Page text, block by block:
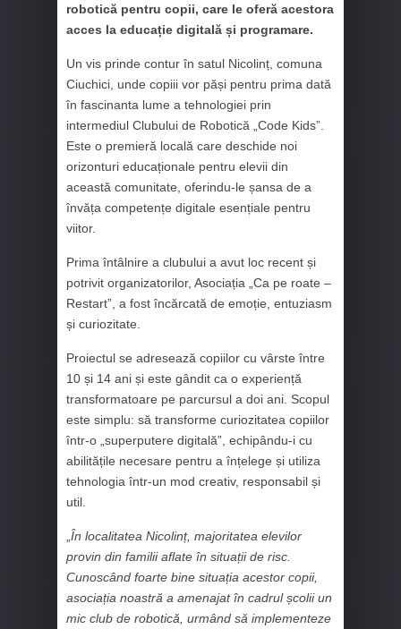
robotică pentru copii, care le oferă acestora
acces la educație digitală și programare.
Un vis prinde contur în satul Nicolinț, comuna
Ciuchici, unde copiii vor păși pentru prima dată
în fascinanta lume a tehnologiei prin
intermediul Clubului de Robotică „Code Kids”.
Este o premieră locală care deschide noi
orizonturi educaționale pentru elevii din
această comunitate, oferindu-le șansa de a
învăța competențe digitale esențiale pentru
viitor.
Prima întâlnire a clubului a avut loc recent și
potrivit organizatorilor, Asociația „Ca pe roate –
Restart”, a fost încărcată de emoție, entuziasm
și curiozitate.
Proiectul se adresează copiilor cu vârste între
10 și 14 ani și este gândit ca o experiență
transformatoare pe parcursul a doi ani. Scopul
este simplu: să transforme curiozitatea copiilor
într-o „superputere digitală”, echipându-i cu
abilitățile necesare pentru a înțelege și utiliza
tehnologia într-un mod creativ, responsabil și
util.
În localitatea Nicolinț, majoritatea elevilor
provin din familii aflate în situații de risc.
Cunoscând foarte bine situația acestor copii,
asociația noastră a amenajat în cadrul școlii un
mic club de robotică, urmând să implementeze